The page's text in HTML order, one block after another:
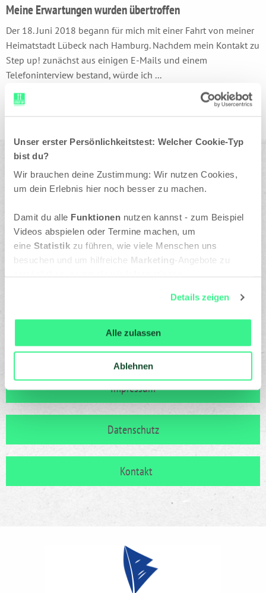
Unser erster Persönlichkeitstest: Welcher Cookie-Typ
bist du?
Wir brauchen deine Zustimmung: Wir nutzen Cookies,
um dein Erlebnis hier noch besser zu machen.
Damit du alle Funktionen nutzen kannst - zum Beispiel
Videos abspielen oder Termine machen, um
eine Statistik zu führen, wie viele Menschen uns
besuchen und um hilfreiche Marketing-Angebote zu
ändern, indem du auf das Symbol in der unteren linken
Ecke des Bildschirms klickst. Lies mehr darüber, wie wir
Cookies und andere Technologien zur Erfassung
Personen bezogener Daten
Details zeigen
Alle zulassen
Ablehnen
Meine Erwartungen wurden übertroffen
Der 18. Juni 2018 begann für mich mit einer Fahrt von meiner
Heimatstadt Lübeck nach Hamburg. Nachdem mein Kontakt zu
Step up! zunächst aus einigen E-Mails und einem
Telefoninterview bestand, würde ich ...
Step up! Karrierewege e.V.
Moorfuhrtweg 15
22301 Hamburg
040 - 688 79 49 80
kontakt@stepup-ev.de
Impressum
Datenschutz
Kontakt